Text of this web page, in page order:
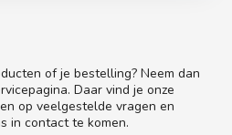
of je bestelling? Neem dan
Daar vind je onze
op veelgestelde vragen en
in contact te komen.